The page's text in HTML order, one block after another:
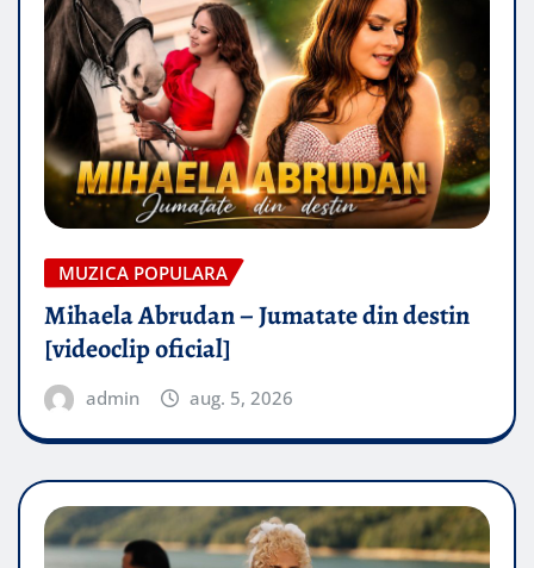
MUZICA POPULARA
Mihaela Abrudan – Jumatate din destin
[videoclip oficial]
admin aug. 5, 2026